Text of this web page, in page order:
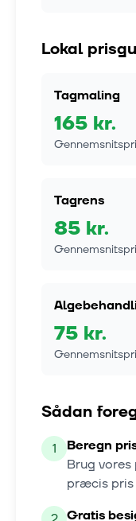
Lokal
Tagmaling
165 kr.
Tagrens
85 kr.
75 kr.
Sådan
1
Beregn
Brug
præcis
Gratis